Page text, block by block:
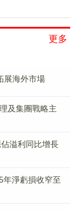
更多
展海外市場
及集團戰略主
溢利同比增長
年淨虧損收窄至